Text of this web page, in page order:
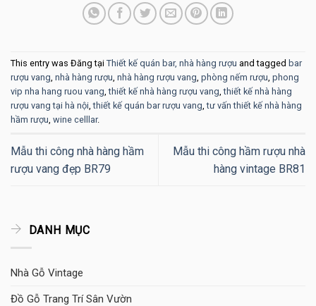
This entry was Đăng tại Thiết kế quán bar, nhà hàng rượu and tagged bar
rượu vang, nhà hàng rượu, nhà hàng rượu vang, phòng nếm rượu, phong
vip nha hang ruou vang,thiết kế nhà hàng rượu vang,thiết kế nhà hàng
rượu vang tại hà nội,thiết kế quán bar rượu vang,tư vấn thiết kế nhà hàng
hầm rượu, wine celllar.
Mẫu thi công nhà hàng hầm
rượu vang đẹp BR79
Mẫu thi công hầm rượu nhà
hàng vintage BR81
DANH MỤC
Nhà Gỗ Vintage
Đồ Gỗ Trang Trí Sân Vườn